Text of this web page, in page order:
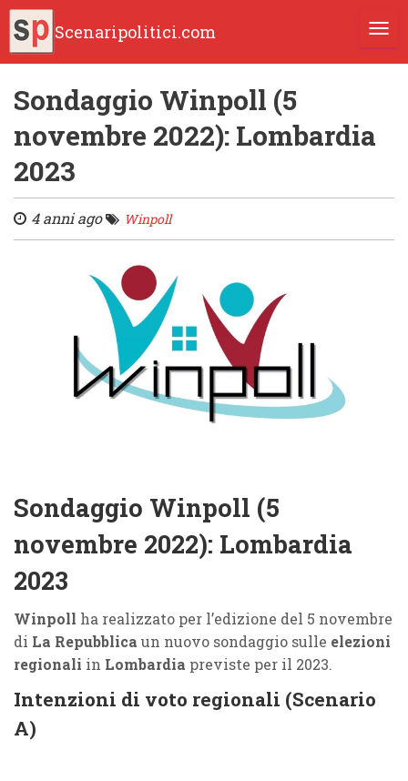
Scenaripolitici.com
Sondaggio Winpoll (5
novembre 2022): Lombardia
2023
4 anni ago Winpoll
Sondaggio Winpoll (5
novembre 2022): Lombardia
2023
Winpoll ha realizzato per l’edizione del 5 novembre
di La Repubblica un nuovo sondaggio sulle elezioni
regionali in Lombardia previste per il 2023.
Intenzioni di voto regionali (Scenario
A)